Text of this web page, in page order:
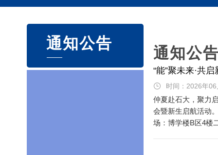
通知公告
通知公
“能”聚未来·共
时间：2026年
仲夏赴石大，聚力
会暨新生启航活动
场：博学楼B区4楼